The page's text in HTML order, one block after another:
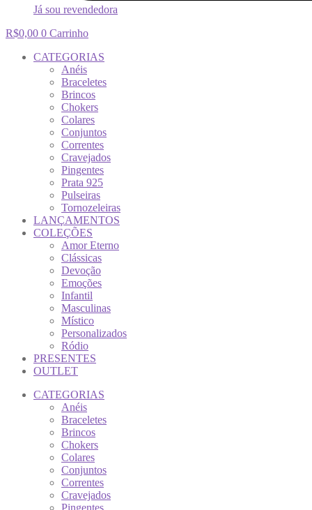
Já sou revendedora
R$0,00 0 Carrinho
CATEGORIAS
Anéis
Braceletes
Brincos
Chokers
Colares
Conjuntos
Correntes
Cravejados
Pingentes
Prata 925
Pulseiras
Tornozeleiras
LANÇAMENTOS
COLEÇÕES
Amor Eterno
Clássicas
Devoção
Emoções
Infantil
Masculinas
Místico
Personalizados
Ródio
PRESENTES
OUTLET
CATEGORIAS
Anéis
Braceletes
Brincos
Chokers
Colares
Conjuntos
Correntes
Cravejados
Pingentes